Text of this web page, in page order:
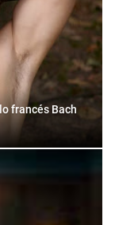
francés Bach